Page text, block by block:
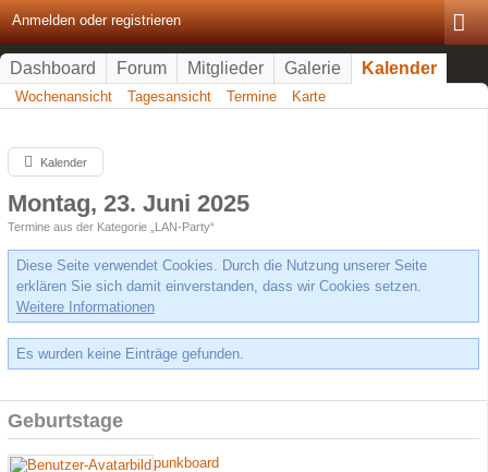
Anmelden oder registrieren
Dashboard Forum Mitglieder Galerie Kalender
Wochenansicht Tagesansicht Termine Karte
Kalender
Montag, 23. Juni 2025
Termine aus der Kategorie „LAN-Party“
Diese Seite verwendet Cookies. Durch die Nutzung unserer Seite
erklären Sie sich damit einverstanden, dass wir Cookies setzen.
Weitere Informationen
Es wurden keine Einträge gefunden.
Geburtstage
punkboard